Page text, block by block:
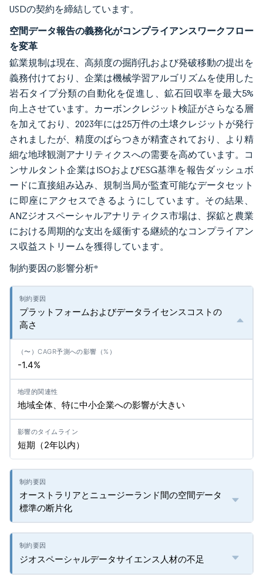
USDの契約を締結しています。
空間データ報告の義務化がコンプライアンスワークフロー
を変革
鉱業規制は現在、高頻度の掘削孔および発破移動の提出を
義務付けており、企業は機械学習アルゴリズムを使用した
岩石タイプ分類の自動化を促進し、鉱石回収率を最大5%
向上させています。カーボンクレジット検証がさらなる層
を加えており、2023年には25万件の土壌クレジットが発行
されましたが、精度のばらつきが精査されており、より精
細な地球観測アナリティクスへの需要を高めています。コ
ンサルタント企業はISOおよびESG基準を報告ダッシュボ
ードに直接組み込み、規制当局が監査可能なデータセット
に即座にアクセスできるようにしています。その結果、
ANZジオスペーシャルアナリティクス市場は、探鉱と農業
における周期的な支出を緩衝する継続的なコンプライアン
ス収益ストリームを獲得しています。
制約要因の影響分析*
プラットフォームおよびデータライセンスコストの
高さ
-1.4%
地域全体、特に中小企業への影響が大きい
短期（2年以内）
オーストラリアとニュージーランド間の空間データ
標準の断片化
ジオスペーシャルデータサイエンス人材の不足